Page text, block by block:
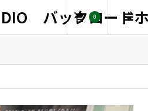
バックロード
0